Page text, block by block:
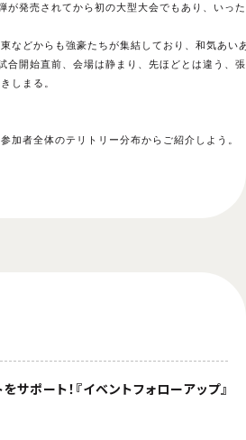
が発売されてから初の大型大会でもあり、いっ
などからも強豪たちが集結しており、和気あ
合開始直前、会場は静まり、先ほどとは違う、
しまる。
加者全体のテリトリー分布からご紹介しよう。
サポート！『イベントフォローアップ』